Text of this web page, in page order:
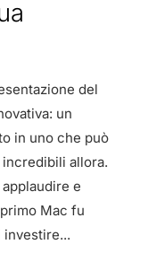
del
un
in uno che può
allora.
e
Mac fu
investire...